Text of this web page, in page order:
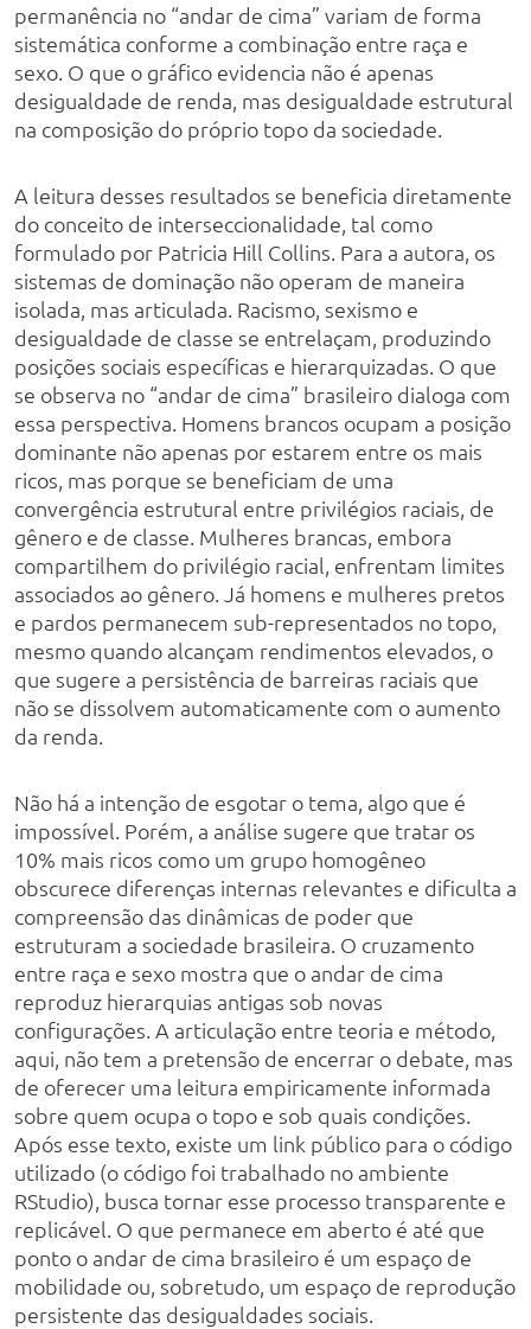
permanência no “andar de cima” variam de forma
sistemática conforme a combinação entre raça e
sexo. O que o gráfico evidencia não é apenas
desigualdade de renda, mas desigualdade estrutural
na composição do próprio topo da sociedade.
A leitura desses resultados se beneficia diretamente
do conceito de interseccionalidade, tal como
formulado por Patricia Hill Collins. Para a autora, os
sistemas de dominação não operam de maneira
isolada, mas articulada. Racismo, sexismo e
desigualdade de classe se entrelaçam, produzindo
posições sociais específicas e hierarquizadas. O que
se observa no “andar de cima” brasileiro dialoga com
essa perspectiva. Homens brancos ocupam a posição
dominante não apenas por estarem entre os mais
ricos, mas porque se beneficiam de uma
convergência estrutural entre privilégios raciais, de
gênero e de classe. Mulheres brancas, embora
compartilhem do privilégio racial, enfrentam limites
associados ao gênero. Já homens e mulheres pretos
e pardos permanecem sub-representados no topo,
mesmo quando alcançam rendimentos elevados, o
que sugere a persistência de barreiras raciais que
não se dissolvem automaticamente com o aumento
da renda.
Não há a intenção de esgotar o tema, algo que é
impossível. Porém, a análise sugere que tratar os
10% mais ricos como um grupo homogêneo
obscurece diferenças internas relevantes e dificulta a
compreensão das dinâmicas de poder que
estruturam a sociedade brasileira. O cruzamento
entre raça e sexo mostra que o andar de cima
reproduz hierarquias antigas sob novas
configurações. A articulação entre teoria e método,
aqui, não tem a pretensão de encerrar o debate, mas
de oferecer uma leitura empiricamente informada
sobre quem ocupa o topo e sob quais condições.
Após esse texto, existe um link público para o código
utilizado (o código foi trabalhado no ambiente
RStudio), busca tornar esse processo transparente e
replicável. O que permanece em aberto é até que
ponto o andar de cima brasileiro é um espaço de
mobilidade ou, sobretudo, um espaço de reprodução
persistente das desigualdades sociais.